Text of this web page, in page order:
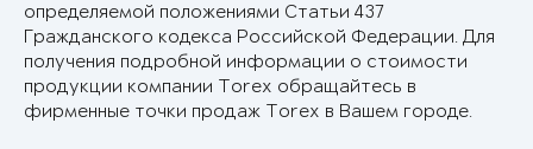
определяемой положениями Статьи 437
Гражданского кодекса Российской Федерации. Для
получения подробной информации о стоимости
продукции компании Torex обращайтесь в
фирменные точки продаж Torex в Вашем городе.